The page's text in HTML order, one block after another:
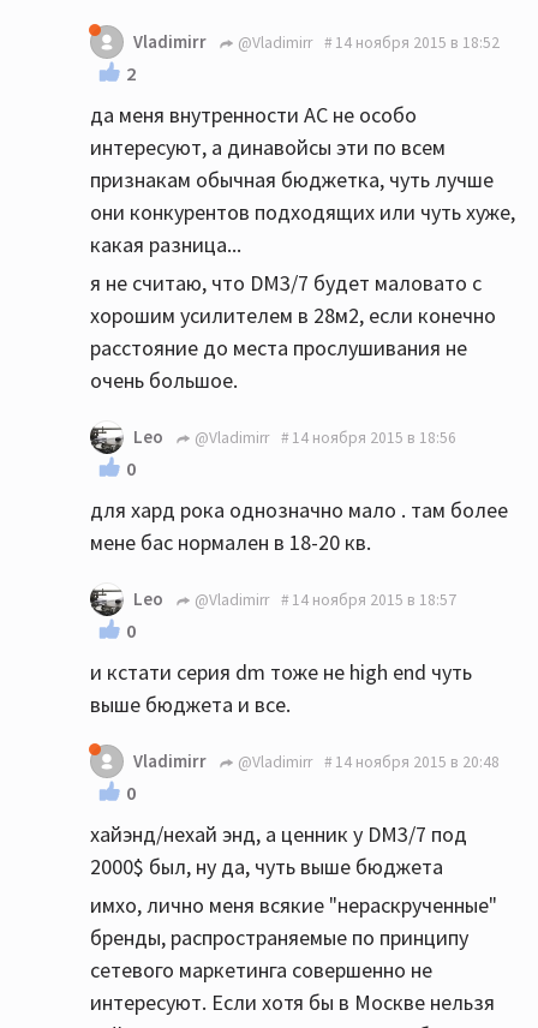
Vladimirr @Vladimirr 14 ноября 2015 в 18:52
2
да меня внутренности АС не особо
интересуют, а динавойсы эти по всем
признакам обычная бюджетка, чуть лучше
они конкурентов подходящих или чуть хуже,
какая разница...
я не считаю, что DM3/7 будет маловато с
хорошим усилителем в 28м2, если конечно
расстояние до места прослушивания не
очень большое.
Leo @Vladimirr 14 ноября 2015 в 18:56
0
для хард рока однозначно мало . там более
мене бас нормален в 18-20 кв.
Leo @Vladimirr 14 ноября 2015 в 18:57
0
и кстати серия dm тоже не high end чуть
выше бюджета и все.
Vladimirr @Vladimirr 14 ноября 2015 в 20:48
0
хайэнд/нехай энд, а ценник у DM3/7 под
2000$ был, ну да, чуть выше бюджета
имхо, лично меня всякие "нераскрученные"
бренды, распространяемые по принципу
сетевого маркетинга совершенно не
интересуют. Если хотя бы в Москве нельзя